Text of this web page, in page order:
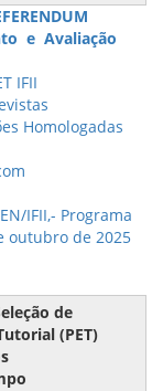
e Avaliação
IFII
Homologadas
IFII,- Programa
outubro de 2025
de
(PET)